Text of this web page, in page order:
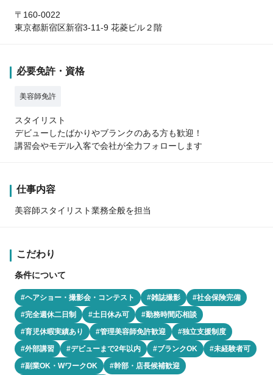
〒160-0022
東京都新宿区新宿3-11-9 花菱ビル２階
必要免許・資格
美容師免許
スタイリスト
デビューしたばかりやブランクのある方も歓迎！
講習会やモデル入客で会社が全力フォローします
仕事内容
美容師スタイリスト業務全般を担当
こだわり
条件について
#ヘアショー・撮影会・コンテスト #雑誌撮影
#社会保険完備
#完全週休二日制
#土日休み可
#勤務時間応相談
#育児休暇実績あり
#管理美容師免許歓迎
#独立支援制度
#外部講習
#デビューまで2年以内 #ブランクOK
#未経験者可
#副業OK・WワークOK
#幹部・店長候補歓迎